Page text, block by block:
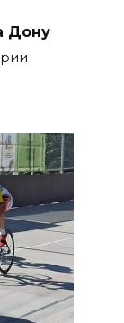
Дону